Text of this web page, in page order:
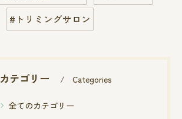
#トリミングサロン
カテゴリー Categories
全てのカテゴリー